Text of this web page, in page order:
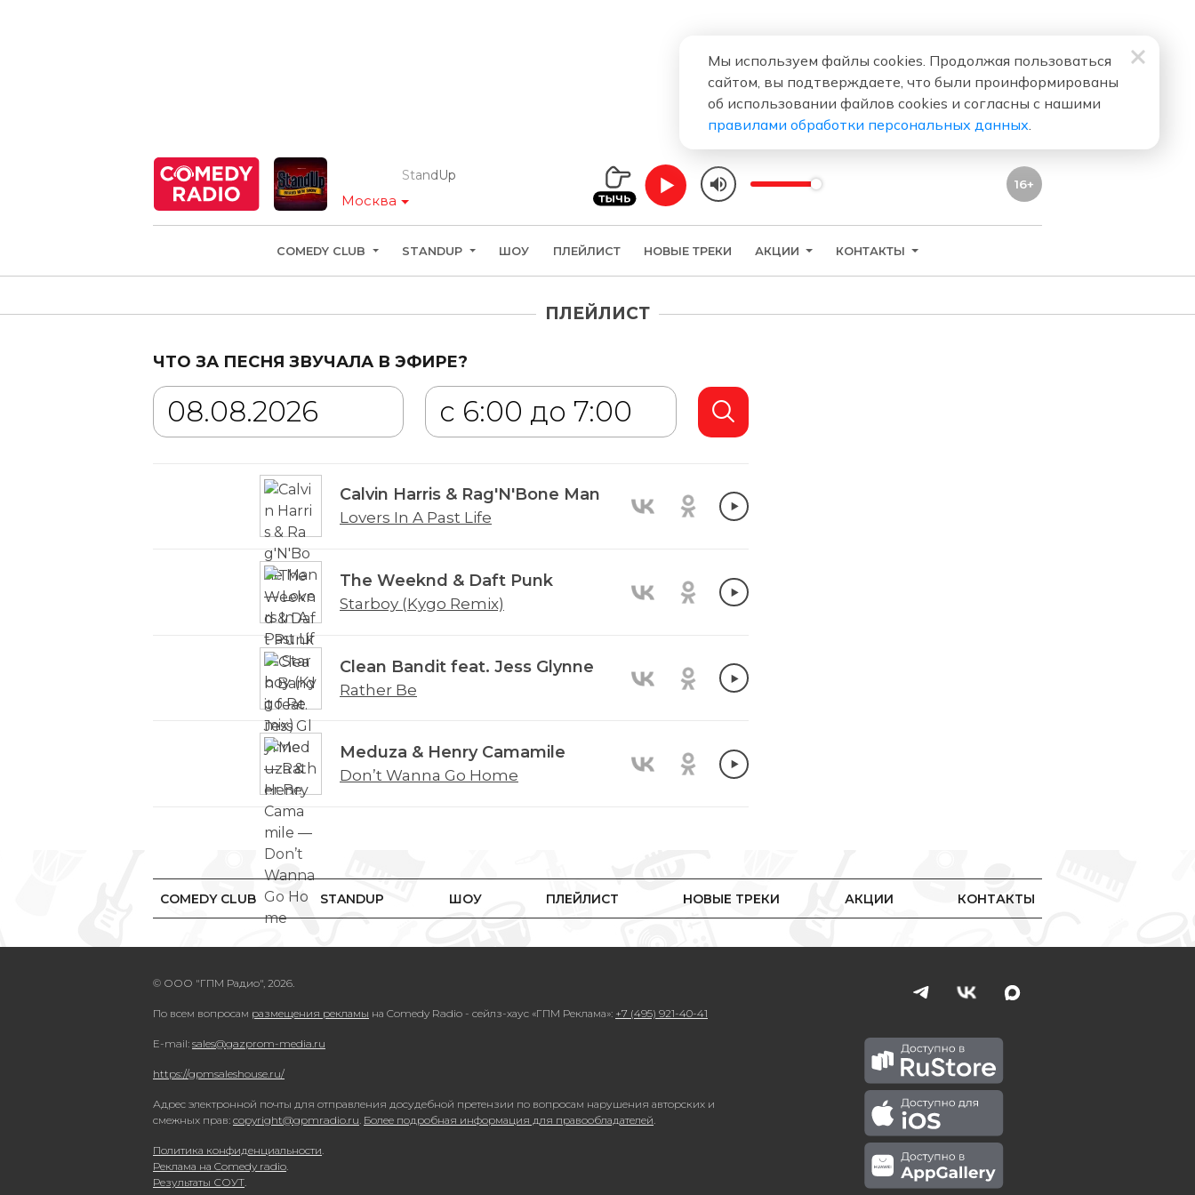
Москва
StandUp
16+
COMEDY CLUB STANDUP ШОУ ПЛЕЙЛИСТ НОВЫЕ ТРЕКИ АКЦИИ КОНТАКТЫ
ПЛЕЙЛИСТ
ЧТО ЗА ПЕСНЯ ЗВУЧАЛА В ЭФИРЕ?
Calvin Harris & Rag'N'Bone Man
Lovers In A Past Life
The Weeknd & Daft Punk
Starboy (Kygo Remix)
Clean Bandit feat. Jess Glynne
Rather Be
Meduza & Henry Camamile
Don’t Wanna Go Home
COMEDY CLUB STANDUP ШОУ ПЛЕЙЛИСТ НОВЫЕ ТРЕКИ АКЦИИ КОНТАКТЫ
© ООО "ГПМ Радио", 2026.
По всем вопросам размещения рекламы на Comedy Radio - сейлз-хаус «ГПМ Реклама»: +7 (495) 921-40-41
E-mail: sales@gazprom-media.ru
https://gpmsaleshouse.ru/
Адрес электронной почты для отправления досудебной претензии по вопросам нарушения авторских и
смежных прав: copyright@gpmradio.ru. Более подробная информация для правообладателей.
Политика конфиденциальности.
Реклама на Comedy radio.
Результаты СОУТ.
Мы используем файлы cookies. Продолжая пользоваться
сайтом, вы подтверждаете, что были проинформированы
об использовании файлов cookies и согласны с нашими
правилами обработки персональных данных.